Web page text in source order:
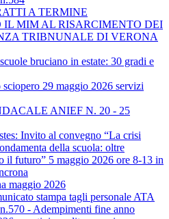
A TERMINE
IL MIM AL RISARCIMENTO DEI
TRIBNUNALE DI VERONA
bruciano in estate: 30 gradi e
29 maggio 2026 servizi
ANIEF N. 20 - 25
Invito al convegno “La crisi
della scuola: oltre
il futuro” 5 maggio 2026 ore 8-13 in
maggio 2026
stampa tagli personale ATA
- Adempimenti fine anno